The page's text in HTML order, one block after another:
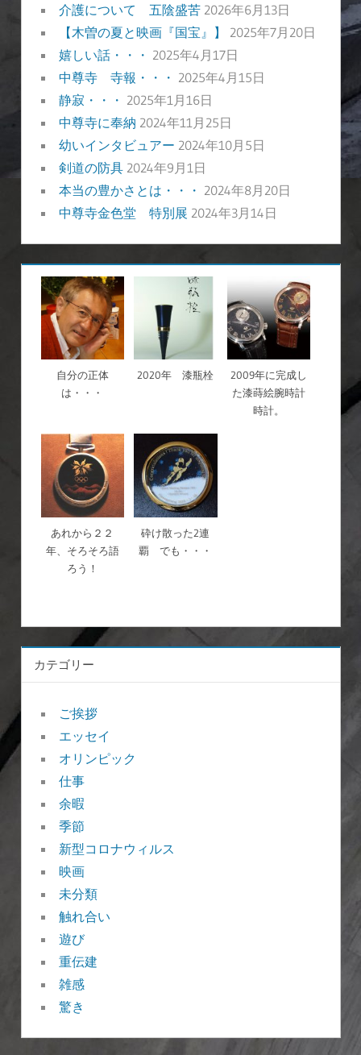
介護について 五陰盛苦 2026年6月13日
【木曽の夏と映画『国宝』】
2025年7月20日
嬉しい話・・・ 2025年4月17日
中尊寺 寺報・・・ 2025年4月15日
静寂・・・ 2025年1月16日
中尊寺に奉納 2024年11月25日
幼いインタビュアー 2024年10月5日
剣道の防具 2024年9月1日
本当の豊かさとは・・・ 2024年8月20日
中尊寺金色堂 特別展 2024年3月14日
自分の正体
は・・・
2020年 漆瓶栓
2009年に完成し
た漆蒔絵腕時計
時計。
あれから２２
年、そろそろ語
ろう！
砕け散った2連
覇 でも・・・
カテゴリー
ご挨拶
エッセイ
オリンピック
仕事
余暇
季節
新型コロナウィルス
映画
未分類
触れ合い
遊び
重伝建
雑感
驚き